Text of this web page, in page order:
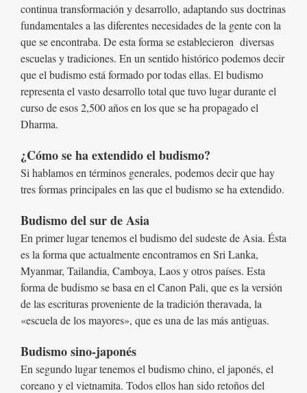
continua transformación y desarrollo, adaptando sus doctrinas
fundamentales a las diferentes necesidades de la gente con la
que se encontraba. De esta forma se establecieron diversas
escuelas y tradiciones. En un sentido histórico podemos decir
que el budismo está formado por todas ellas. El budismo
representa el vasto desarrollo total que tuvo lugar durante el
curso de esos 2,500 años en los que se ha propagado el
Dharma.
¿Cómo se ha extendido el budismo?
Si hablamos en términos generales, podemos decir que hay
tres formas principales en las que el budismo se ha extendido.
Budismo del sur de Asia
En primer lugar tenemos el budismo del sudeste de Asia. Ésta
es la forma que actualmente encontramos en Sri Lanka,
Myanmar, Tailandia, Camboya, Laos y otros países. Esta
forma de budismo se basa en el Canon Pali, que es la versión
de las escrituras proveniente de la tradición theravada, la
«escuela de los mayores», que es una de las más antiguas.
Budismo sino-japonés
En segundo lugar tenemos el budismo chino, el japonés, el
coreano y el vietnamita. Todos ellos han sido retoños del